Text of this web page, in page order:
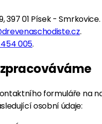
397 01 Písek - Smrkovice.
.
005.
formuláře na
osobní údaje: